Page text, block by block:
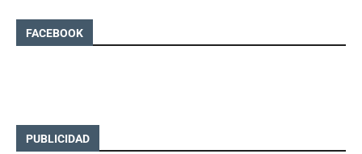
FACEBOOK
PUBLICIDAD